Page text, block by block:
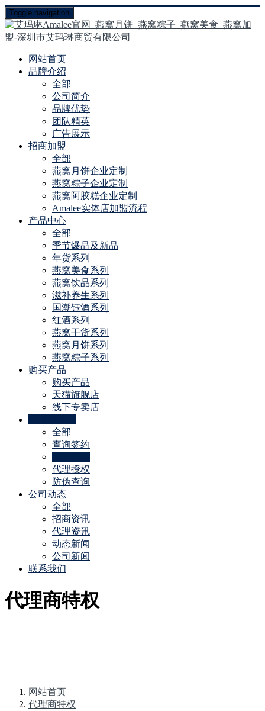
Toggle navigation
网站首页
品牌介绍
全部
公司简介
品牌优势
团队精英
广告展示
招商加盟
全部
燕窝月饼企业定制
燕窝粽子企业定制
燕窝阿胶糕企业定制
Amalee实体店加盟流程
产品中心
全部
季节爆品及新品
年货系列
燕窝美食系列
燕窝饮品系列
滋补养生系列
国潮钰酒系列
红酒系列
燕窝干货系列
燕窝月饼系列
燕窝粽子系列
购买产品
购买产品
天猫旗舰店
线下专卖店
全部
查询签约
代理授权
防伪查询
公司动态
全部
招商资讯
代理资讯
动态新闻
公司新闻
联系我们
代理商特权
网站首页
代理商特权